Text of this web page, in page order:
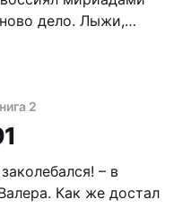
дело. Лыжи,
Конечно, проще будет
2
– в
Как же достал